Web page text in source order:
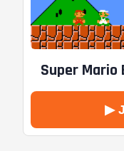
Super Mario
▶